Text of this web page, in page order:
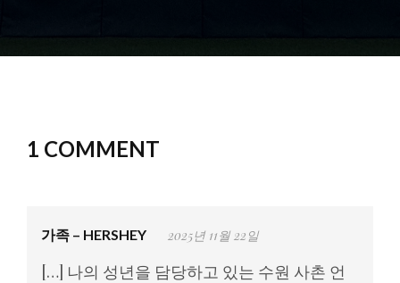
1 COMMENT
가족 – HERSHEY 2025년 11월 22일
[…] 나의 성년을 담당하고 있는 수원 사촌 언